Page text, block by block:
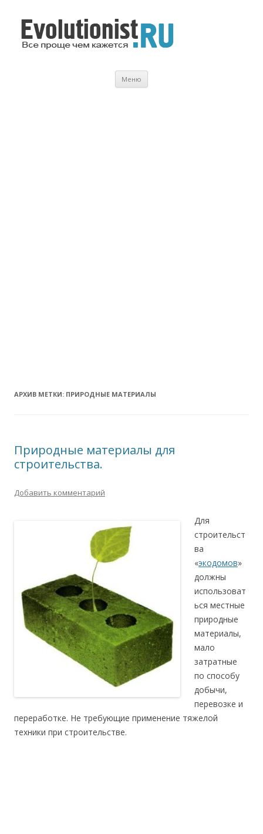
Evolutionist.ru
Все проще чем кажется…
Меню
АРХИВ МЕТКИ: ПРИРОДНЫЕ МАТЕРИАЛЫ
Природные материалы для
строительства.
Добавить комментарий
Для
строительст
ва
«экодомов»
должны
использоват
ься местные
природные
материалы,
мало
затратные
по способу
добычи,
перевозке и
переработке. Не требующие применение тяжелой
техники при строительстве.